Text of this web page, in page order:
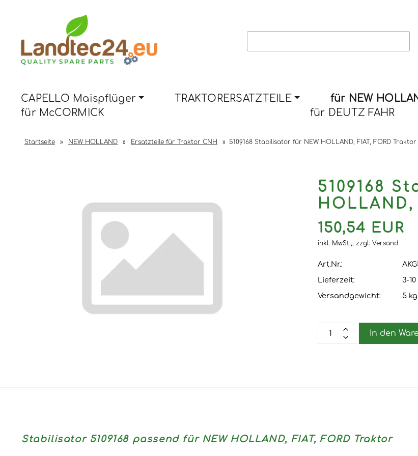
CAPELLO Maispflüger TRAKTORERSATZTEILE für NEW
für McCORMICK
für DEUTZ FAHR
Startseite » NEW HOLLAND » Ersatzteile für Traktor CNH » 5109168 Stabilisator für NEW HOLLAND, FIAT, FORD Traktor
5109168
150,54 EUR
inkl. MwSt.,, zzgl. Versand
Art.Nr.:
Lieferzeit:
3-
Versandgewicht:
5 kg
In den
Stabilisator 5109168 passend für NEW HOLLAND, FIAT, FORD Traktor